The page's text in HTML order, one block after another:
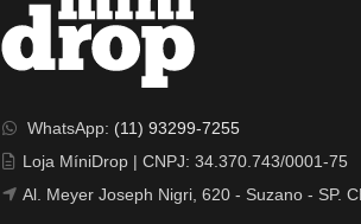
WhatsApp: (11) 93299-7255
Loja MíniDrop | CNPJ: 34.370.743/0001-75
Al. Meyer Joseph Nigri, 620 - Suzano - SP.